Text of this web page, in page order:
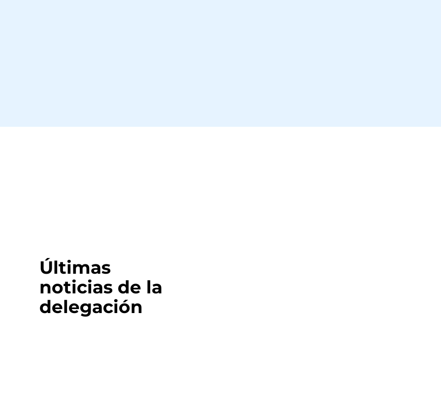
Últimas
noticias de la
delegación